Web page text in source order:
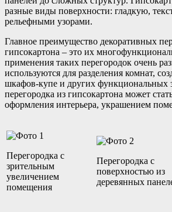
разные виды поверхности: гладкую,
рельефными узорами.
Главное преимущество декоративных
гипсокартона – это их
применения таких перегородок очень
используются для разделения комнат,
шкафов-купе и других функциональных
перегородка из гипсокартона может
оформления интерьера, украшением
Перегородка с
зрительным
увеличением
помещения
Перегородка с
поверхностью из
деревянных